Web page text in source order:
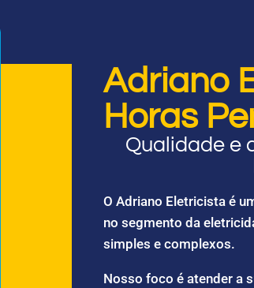
Adriano
Horas
Qualidade e
O Adriano Eletricista é
no segmento da
simples e complexos.
Nosso foco é atender a